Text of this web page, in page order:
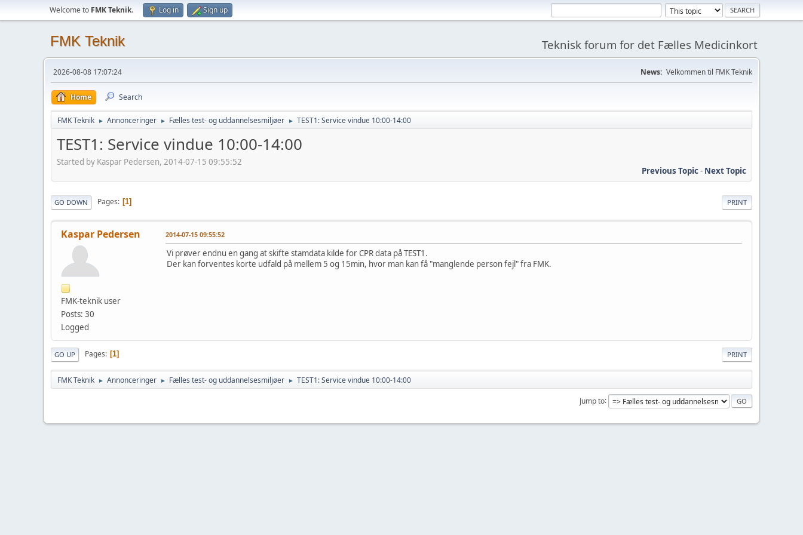
Welcome to FMK Teknik. Log in Sign up
FMK Teknik Teknisk forum for det Fælles Medicinkort
2026-08-08 17:07:24 News: Velkommen til FMK Teknik
Home Search
FMK Teknik ► Annonceringer ► Fælles test- og uddannelsesmiljøer ► TEST1: Service vindue 10:00-14:00
TEST1: Service vindue 10:00-14:00
Started by Kaspar Pedersen, 2014-07-15 09:55:52
Previous Topic- Next Topic
PRINT
GO DOWN Pages 1
Kaspar Pedersen
FMK-teknik user
Posts: 30
Logged
2014-07-15 09:55:52
Vi prøver endnu en gang at skifte stamdata kilde for CPR data på TEST1.
Der kan forventes korte udfald på mellem 5 og 15min, hvor man kan få "manglende person fejl" fra FMK.
PRINT
GO UP Pages 1
FMK Teknik ► Annonceringer ► Fælles test- og uddannelsesmiljøer ► TEST1: Service vindue 10:00-14:00
Jump to